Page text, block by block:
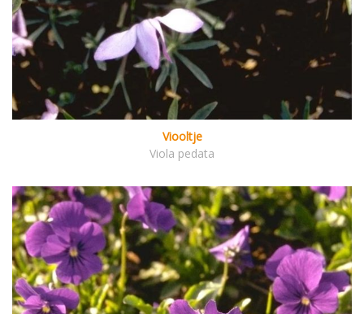
Viooltje
Viola pedata